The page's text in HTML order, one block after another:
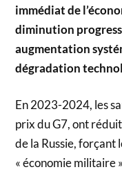
immédiat de
diminution
augmentation
dégradation
En 2023-2024, les
prix du G7, ont
de la Russie, forçant
« économie militaire